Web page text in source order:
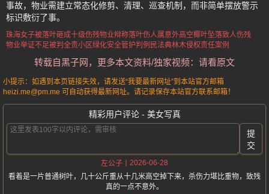
事故，物业需建立常态化修剪、清理、巡查机制，而非简单摆放警示
标识敷衍了事。
珠海女子被落叶砸成十级伤残物业辩称落叶伤人属意外高空椰叶坠落致人伤残
物业举证不足被判全责小区绿化安全管护判例 民法典林木侵权责任案例
转载自黑子网，更多本文资料/独家视频：请看原文
小提示：如遇到本页链接失效，请发送“我要最新网址”到本站官方邮箱
heizi.me@pm.me 可自动获得最新网址。请记录保存本站官方联系邮箱！
精彩用户评论 - 美女写真
提
交
左公子
2026-06-28
看着是一片普通树叶，几十公斤重从十几米高空掉下来，杀伤力堪比重物，致残
真的一点不意外。